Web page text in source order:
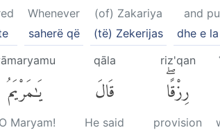
and
dhe e
(of) Zakariya
(të) Zekerijas
Whenever
saherë që
riz'qan
رِزْقًاۖ
provision
qāla
قَالَ
He said
يَٰمَرْيَمُ
Maryam!